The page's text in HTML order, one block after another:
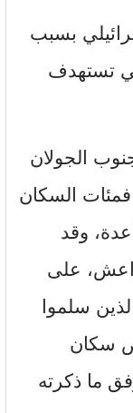
بسبب
تستهدف
الجولان
السكان
وقد
على
سلموا
سكان
ما ذكرته